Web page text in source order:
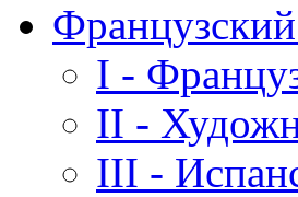
I -
II -
III -